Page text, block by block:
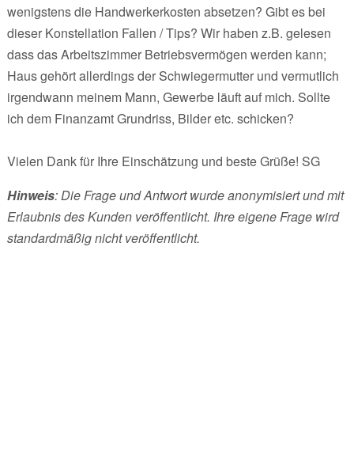
wenigstens die Handwerkerkosten absetzen? Gibt es bei
dieser Konstellation Fallen / Tips? Wir haben z.B. gelesen
dass das Arbeitszimmer Betriebsvermögen werden kann;
Haus gehört allerdings der Schwiegermutter und vermutlich
irgendwann meinem Mann, Gewerbe läuft auf mich. Sollte
ich dem Finanzamt Grundriss, Bilder etc. schicken?
Vielen Dank für Ihre Einschätzung und beste Grüße! SG
Hinweis: Die Frage und Antwort wurde anonymisiert und mit
Erlaubnis des Kunden veröffentlicht. Ihre eigene Frage wird
standardmäßig nicht veröffentlicht.